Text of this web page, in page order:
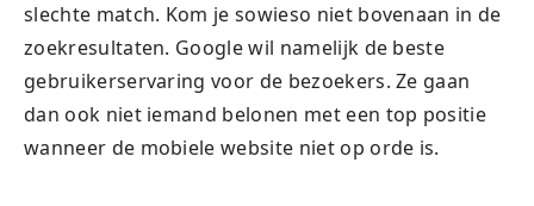
slechte match. Kom je sowieso niet bovenaan in de
zoekresultaten. Google wil namelijk de beste
gebruikerservaring voor de bezoekers. Ze gaan
dan ook niet iemand belonen met een top positie
wanneer de mobiele website niet op orde is.